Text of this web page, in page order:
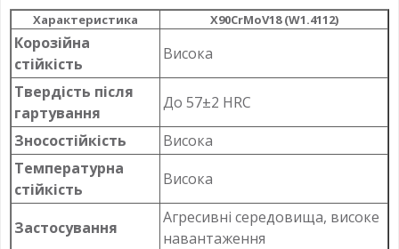
Характеристика X90CrMoV18 (W1.4112)
Корозійна
стійкість
Висока
Твердість після
гартування
До 57±2 HRC
Зносостійкість
Висока
Температурна
стійкість
Висока
Застосування
Агресивні середовища, високе
навантаження